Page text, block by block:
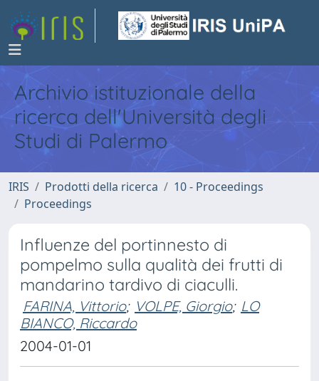
Archivio istituzionale della
ricerca dell'Università degli
Studi di Palermo
IRIS Prodotti della ricerca
10 - Proceedings
Proceedings
Influenze del portinnesto di
pompelmo sulla qualità dei frutti di
mandarino tardivo di ciaculli.
FARINA, Vittorio; VOLPE, Giorgio; LO
BIANCO, Riccardo
2004-01-01